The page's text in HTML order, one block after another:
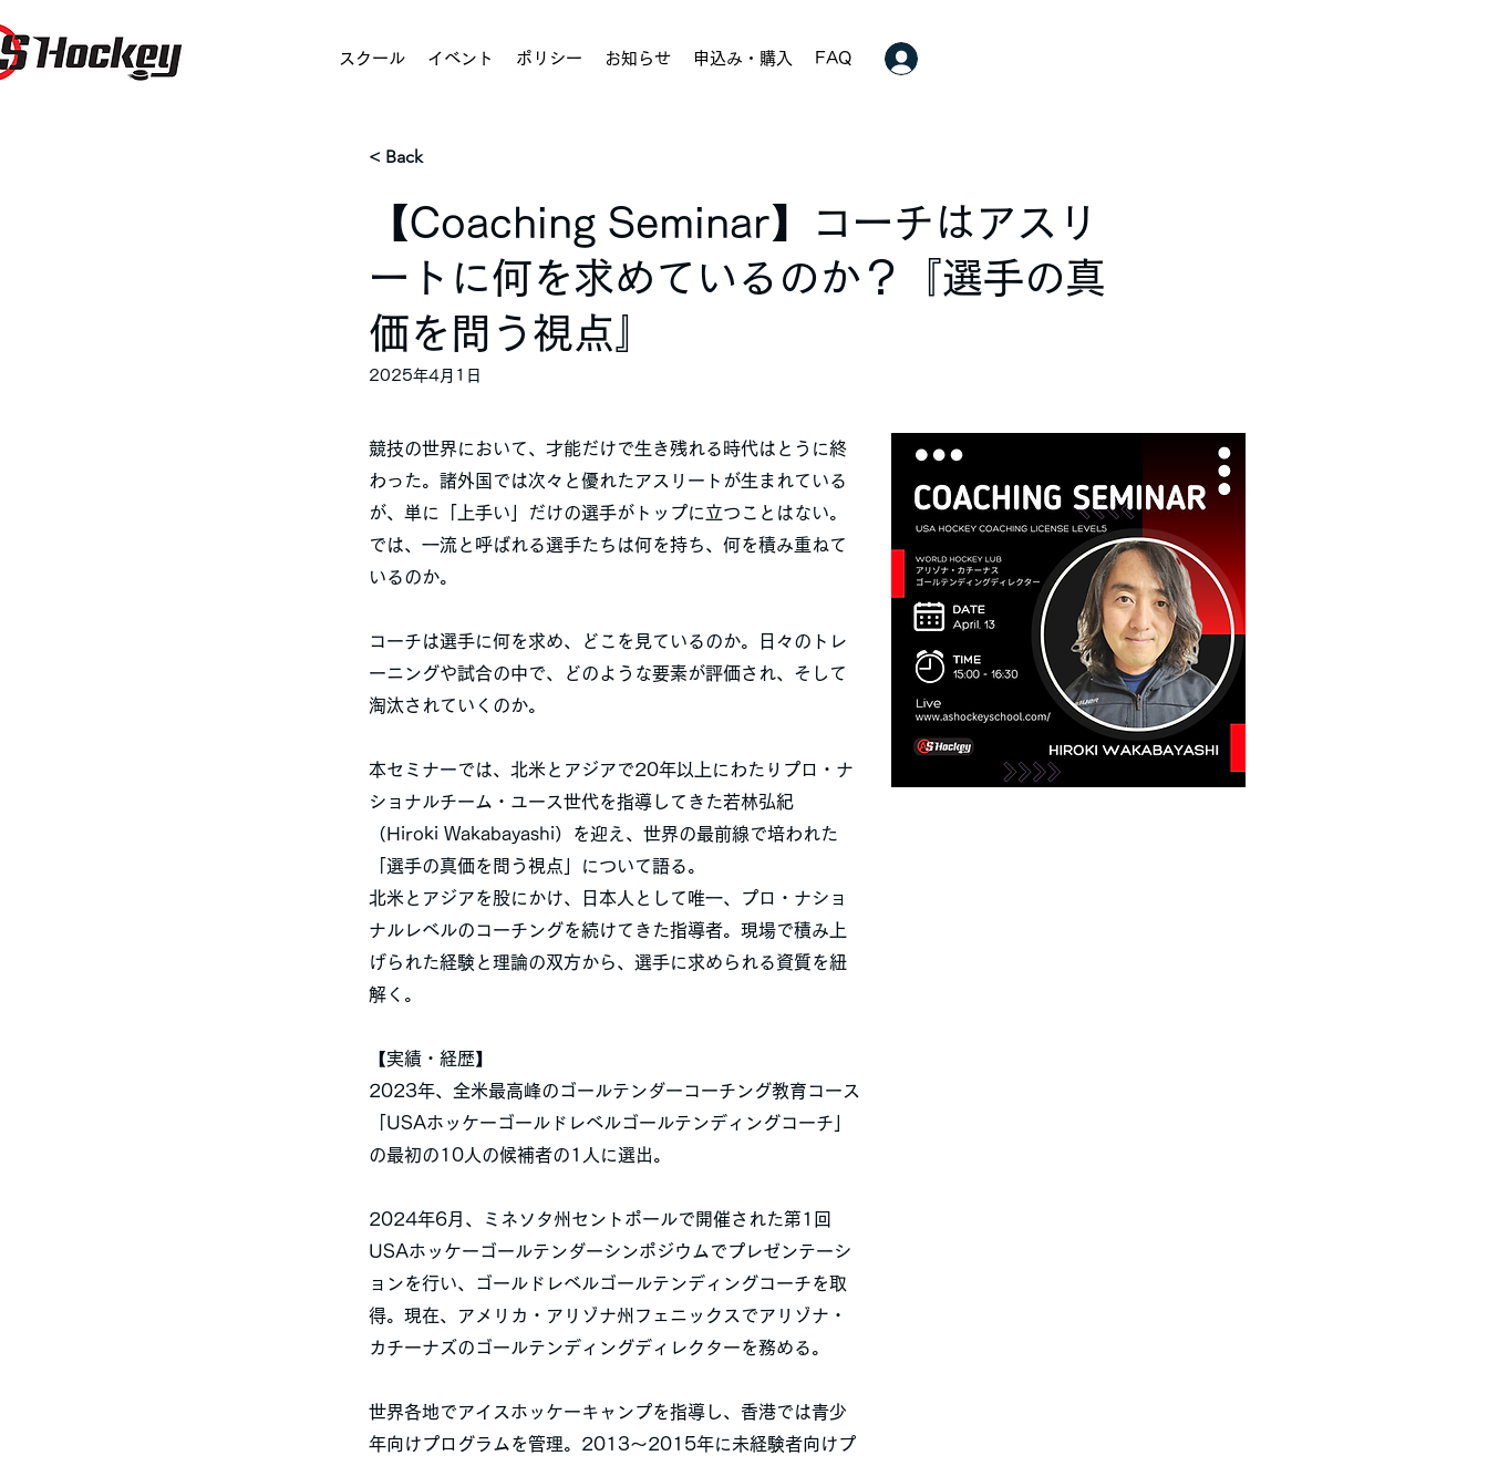
スクール イベント ポリシー お知らせ 申込み・購入 FAQ
< Back
【Coaching Seminar】コーチはアスリ
ートに何を求めているのか？『選手の真
価を問う視点』
2025年4月1日
競技の世界において、才能だけで生き残れる時代はとうに終
わった。諸外国では次々と優れたアスリートが生まれている
が、単に「上手い」だけの選手がトップに立つことはない。
では、一流と呼ばれる選手たちは何を持ち、何を積み重ねて
いるのか。
コーチは選手に何を求め、どこを見ているのか。日々のトレ
ーニングや試合の中で、どのような要素が評価され、そして
淘汰されていくのか。
本セミナーでは、北米とアジアで20年以上にわたりプロ・ナ
ショナルチーム・ユース世代を指導してきた若林弘紀
（Hiroki Wakabayashi）を迎え、世界の最前線で培われた
「選手の真価を問う視点」について語る。
北米とアジアを股にかけ、日本人として唯一、プロ・ナショ
ナルレベルのコーチングを続けてきた指導者。現場で積み上
げられた経験と理論の双方から、選手に求められる資質を紐
解く。
【実績・経歴】
2023年、全米最高峰のゴールテンダーコーチング教育コース
「USAホッケーゴールドレベルゴールテンディングコーチ」
の最初の10人の候補者の1人に選出。
2024年6月、ミネソタ州セントポールで開催された第1回
USAホッケーゴールテンダーシンポジウムでプレゼンテーシ
ョンを行い、ゴールドレベルゴールテンディングコーチを取
得。現在、アメリカ・アリゾナ州フェニックスでアリゾナ・
カチーナズのゴールテンディングディレクターを務める。
世界各地でアイスホッケーキャンプを指導し、香港では青少
年向けプログラムを管理。2013〜2015年に未経験者向けプ